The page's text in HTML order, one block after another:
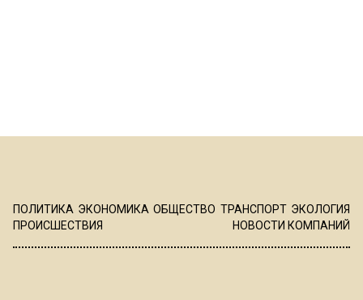
ПОЛИТИКА ЭКОНОМИКА ОБЩЕСТВО ТРАНСПОРТ ЭКОЛОГИЯ
ПРОИСШЕСТВИЯ
НОВОСТИ КОМПАНИЙ